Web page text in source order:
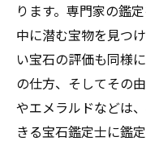
ります。専門家の鑑
中に潜む宝物を見つ
い宝石の評価も同様
の仕方、そしてその
やエメラルドなどは
きる宝石鑑定士に鑑